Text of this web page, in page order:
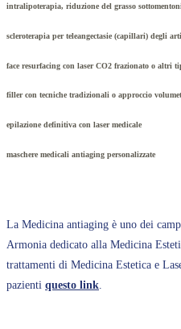
intralipoterapia, riduzione del grasso
scleroterapia per teleangectasie (capillari) degli
face resurfacing con laser CO2 frazionato o altri
filler con tecniche tradizionali o approccio
epilazione definitiva con laser medicale
maschere medicali antiaging personalizzate
La Medicina antiaging è uno dei
Armonia dedicato alla Medicina
trattamenti di Medicina Estetica e
pazienti questo link